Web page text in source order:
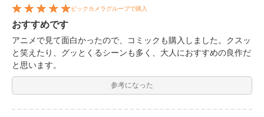
ビックカメラグループで購入
おすすめです
アニメで見て面白かったので、コミックも購入しました。クスッ
と笑えたり、グッとくるシーンも多く、大人におすすめの良作だ
と思います。
参考になった